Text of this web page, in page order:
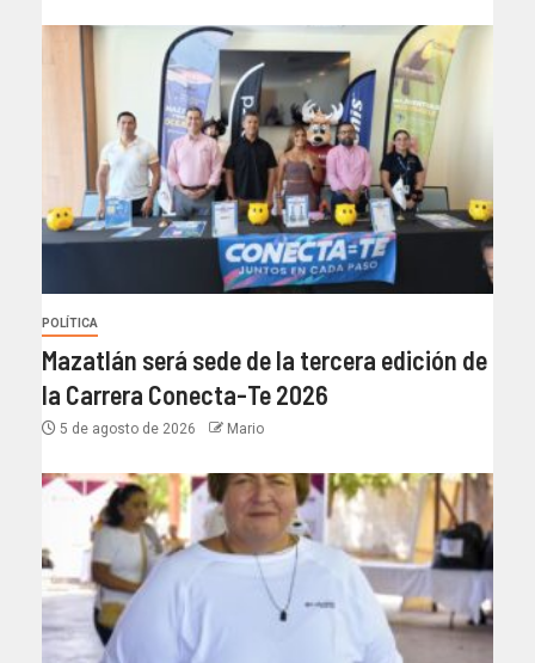
POLÍTICA
Mazatlán será sede de la tercera edición de
la Carrera Conecta-Te 2026
5 de agosto de 2026 Mario